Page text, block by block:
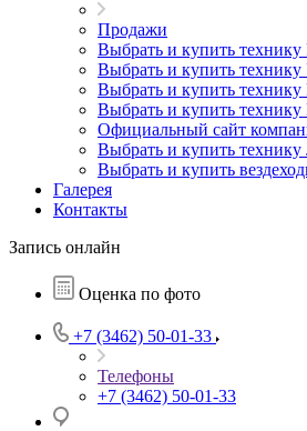
Продажи
Выбрать и купить технику
Выбрать и купить
Выбрать и купить
Выбрать и купить
Официальный сайт
Выбрать и купить технику
Выбрать и купить
Галерея
Контакты
Запись онлайн
Оценка по фото
+7 (3462) 50-01-33
Телефоны
+7 (3462) 50-01-33